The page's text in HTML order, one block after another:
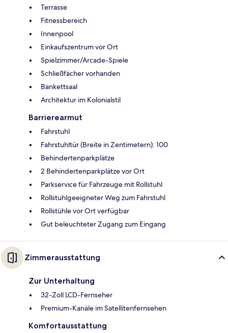
Terrasse
Fitnessbereich
Innenpool
Einkaufszentrum vor Ort
Spielzimmer/Arcade-Spiele
Schließfächer vorhanden
Bankettsaal
Architektur im Kolonialstil
Barrierearmut
Fahrstuhl
Fahrstuhltür (Breite in Zentimetern): 100
Behindertenparkplätze
2 Behindertenparkplätze vor Ort
Parkservice für Fahrzeuge mit Rollstuhl
Rollstuhlgeeigneter Weg zum Fahrstuhl
Rollstühle vor Ort verfügbar
Gut beleuchteter Zugang zum Eingang
Zimmerausstattung
Zur Unterhaltung
32-Zoll LCD-Fernseher
Premium-Kanäle im Satellitenfernsehen
Komfortausstattung